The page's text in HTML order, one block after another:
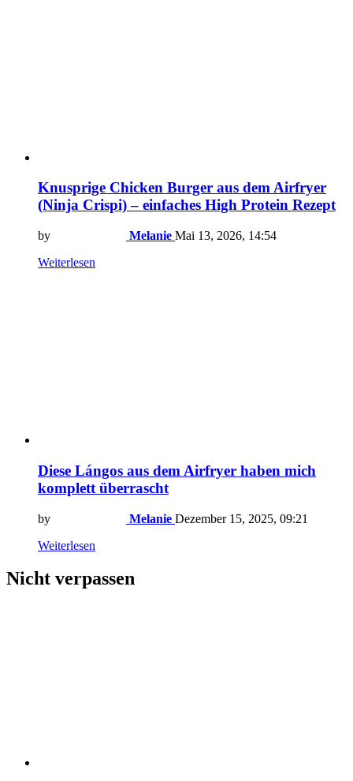
Knusprige Chicken Burger aus dem Airfryer
(Ninja Crispi) – einfaches High Protein Rezept
by Melanie Mai 13, 2026, 14:54
Weiterlesen
Diese Lángos aus dem Airfryer haben mich
komplett überrascht
by Melanie Dezember 15, 2025, 09:21
Weiterlesen
Nicht verpassen